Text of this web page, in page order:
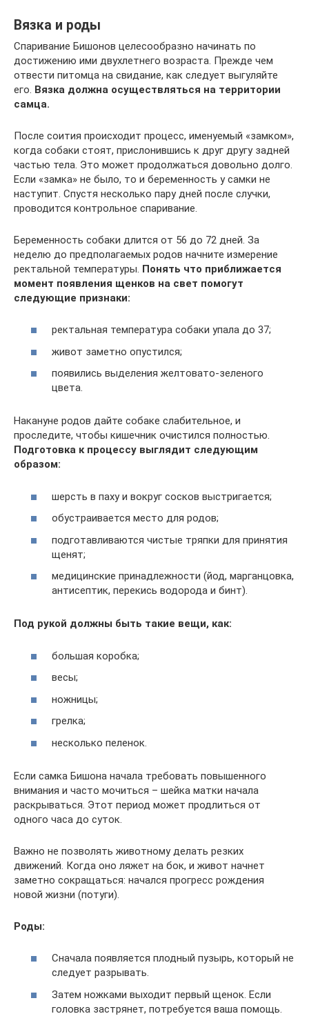
Вязка и роды
Спаривание Бишонов целесообразно начинать по
достижению ими двухлетнего возраста. Прежде чем
отвести питомца на свидание, как следует выгуляйте
его. Вязка должна осуществляться на территории
самца.
После соития происходит процесс, именуемый «замком»,
когда собаки стоят, прислонившись к друг другу задней
частью тела. Это может продолжаться довольно долго.
Если «замка» не было, то и беременность у самки не
наступит. Спустя несколько пару дней после случки,
проводится контрольное спаривание.
Беременность собаки длится от 56 до 72 дней. За
неделю до предполагаемых родов начните измерение
ректальной температуры. Понять что приближается
момент появления щенков на свет помогут
следующие признаки:
ректальная температура собаки упала до 37;
живот заметно опустился;
появились выделения желтовато-зеленого
цвета.
Накануне родов дайте собаке слабительное, и
проследите, чтобы кишечник очистился полностью.
Подготовка к процессу выглядит следующим
образом:
шерсть в паху и вокруг сосков выстригается;
обустраивается место для родов;
подготавливаются чистые тряпки для принятия
щенят;
медицинские принадлежности (йод, марганцовка,
антисептик, перекись водорода и бинт).
Под рукой должны быть такие вещи, как:
большая коробка;
весы;
ножницы;
грелка;
несколько пеленок.
Если самка Бишона начала требовать повышенного
внимания и часто мочиться – шейка матки начала
раскрываться. Этот период может продлиться от
одного часа до суток.
Важно не позволять животному делать резких
движений. Когда оно ляжет на бок, и живот начнет
заметно сокращаться: начался прогресс рождения
новой жизни (потуги).
Роды:
Сначала появляется плодный пузырь, который не
следует разрывать.
Затем ножками выходит первый щенок. Если
головка застрянет, потребуется ваша помощь.